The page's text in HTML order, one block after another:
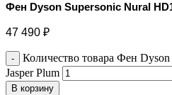
Фен Dyson Supersonic Nural
47 490 ₽
Количество товара Фен
Jasper Plum
В корзину